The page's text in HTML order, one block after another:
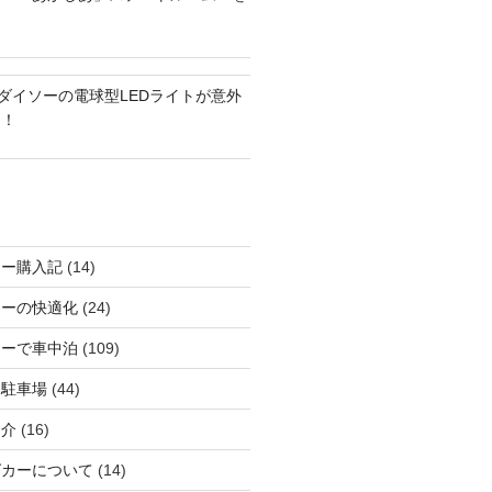
イソーの電球型LEDライトが意外
購入記(14)
の快適化(24)
で車中泊 (109)
車場(44)
(16)
ーについて (14)